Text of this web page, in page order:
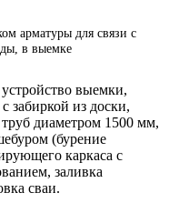
арматуры для связи с
в выемке
выемки,
забиркой из доски,
диаметром 1500 мм,
(бурение
каркаса с
заливка
сваи.